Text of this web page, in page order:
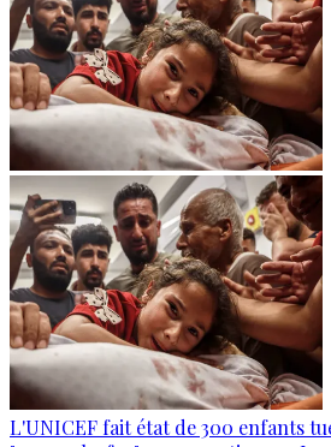
L'UNICEF fait état de 300 enfants